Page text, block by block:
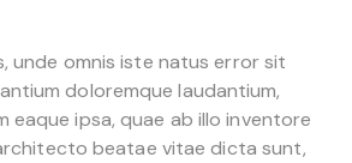
unde omnis iste natus error sit
doloremque laudantium,
eaque ipsa, quae ab illo inventore
beatae vitae dicta sunt,